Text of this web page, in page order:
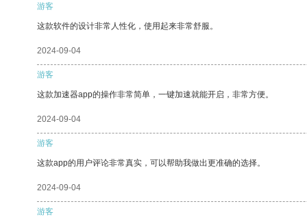
游客
这款软件的设计非常人性化，使用起来非常舒服。
2024-09-04
游客
这款加速器app的操作非常简单，一键加速就能开启，非常方便。
2024-09-04
游客
这款app的用户评论非常真实，可以帮助我做出更准确的选择。
2024-09-04
游客